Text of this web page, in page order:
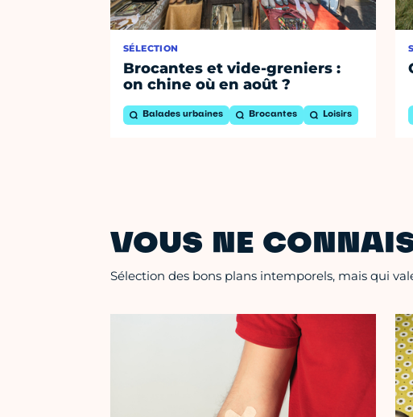
SÉLECTION
Brocantes et vide-greniers :
on chine où en août ?
Balades urbaines Brocantes Loisirs
VOUS NE
Sélection des bons plans intemporels, mais qui